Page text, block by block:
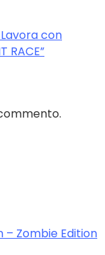
con
RACE”
– Zombie Edition